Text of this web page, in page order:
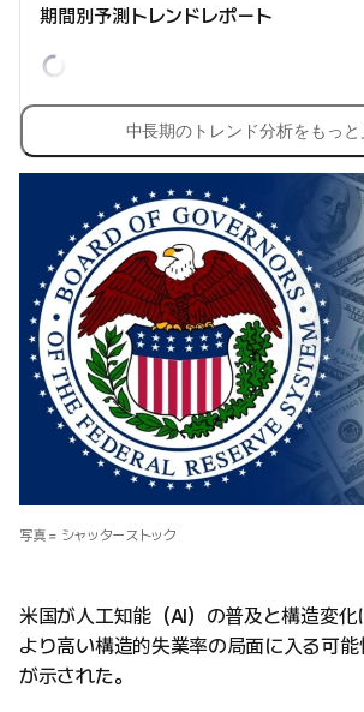
期間別予測トレンドレポート
中長期のトレンド分析をもっと
写真 = シャッターストック
米国が人工知能（AI）の普及と構造変化
より高い構造的失業率の局面に入る可
が示された。